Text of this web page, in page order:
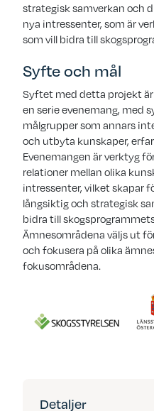
strategisk samverkan och
nya intressenter, som är
som vill bidra till
Syfte och mål
Syftet med detta projekt
en serie evenemang, med
målgrupper som annars
och utbyta kunskaper,
Evenemangen är verktyg
relationer mellan olika
intressenter, vilket skapar
långsiktig och strategisk
bidra till
Ämnesområdena väljs ut
och fokusera på olika
fokusområdena.
Detaljer